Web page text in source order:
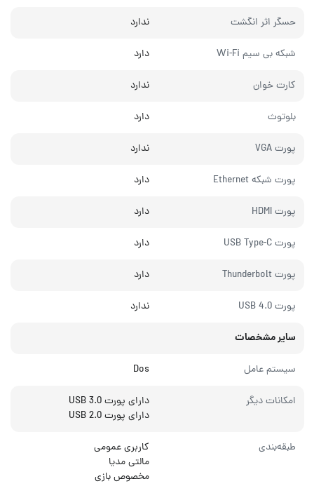
حسگر اثر انگشت ندارد
شبکه بی سیم Wi-Fi دارد
کارت خوان ندارد
بلوتوث دارد
پورت VGA ندارد
پورت شبکه Ethernet دارد
پورت HDMI دارد
پورت USB Type-C دارد
پورت Thunderbolt دارد
پورت USB 4.0 ندارد
سایر مشخصات
سیستم عامل Dos
امکانات دیگر
دارای پورت USB 3.0
دارای پورت USB 2.0
طبقه‌بندی
کاربری عمومی
مالتی مدیا
مخصوص بازی